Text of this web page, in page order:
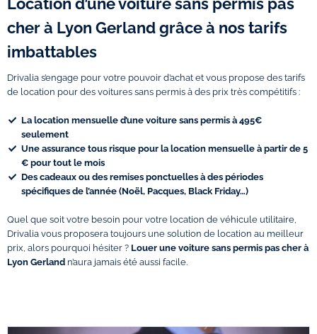
Location d’une voiture sans permis pas
cher à Lyon Gerland grâce à nos tarifs
imbattables
Drivalia s’engage pour votre pouvoir d’achat et vous propose des tarifs
de location pour des voitures sans permis à des prix très compétitifs :
La location mensuelle d’une voiture sans permis à 495€
seulement
Une assurance tous risque pour la location mensuelle à partir de 5
€ pour tout le mois
Des cadeaux ou des remises ponctuelles à des périodes
spécifiques de l’année (Noël, Pacques, Black Friday…)
Quel que soit votre besoin pour votre location de véhicule utilitaire,
Drivalia vous proposera toujours une solution de location au meilleur
prix, alors pourquoi hésiter ? Louer une voiture sans permis pas cher à
Lyon Gerland n’aura jamais été aussi facile.